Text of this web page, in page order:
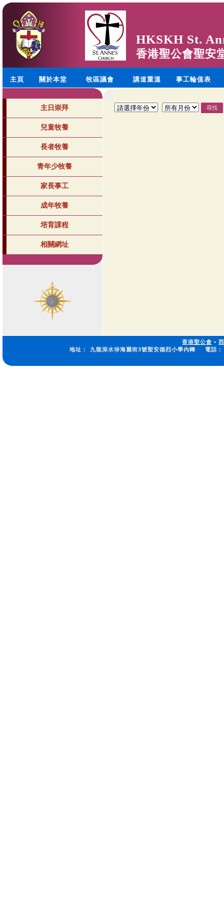
HKSKH St.
香港聖公會聖安
主頁 關於本堂 牧區議會 講道重溫 事工輪值表
主日崇拜
兒童牧養
長者牧養
青年少牧養
家長事工
成年牧養
培育課程
相關網址
香港聖公會 •
地址：
九龍深水埗海麗街3號聖安德烈小學內轉 電話：